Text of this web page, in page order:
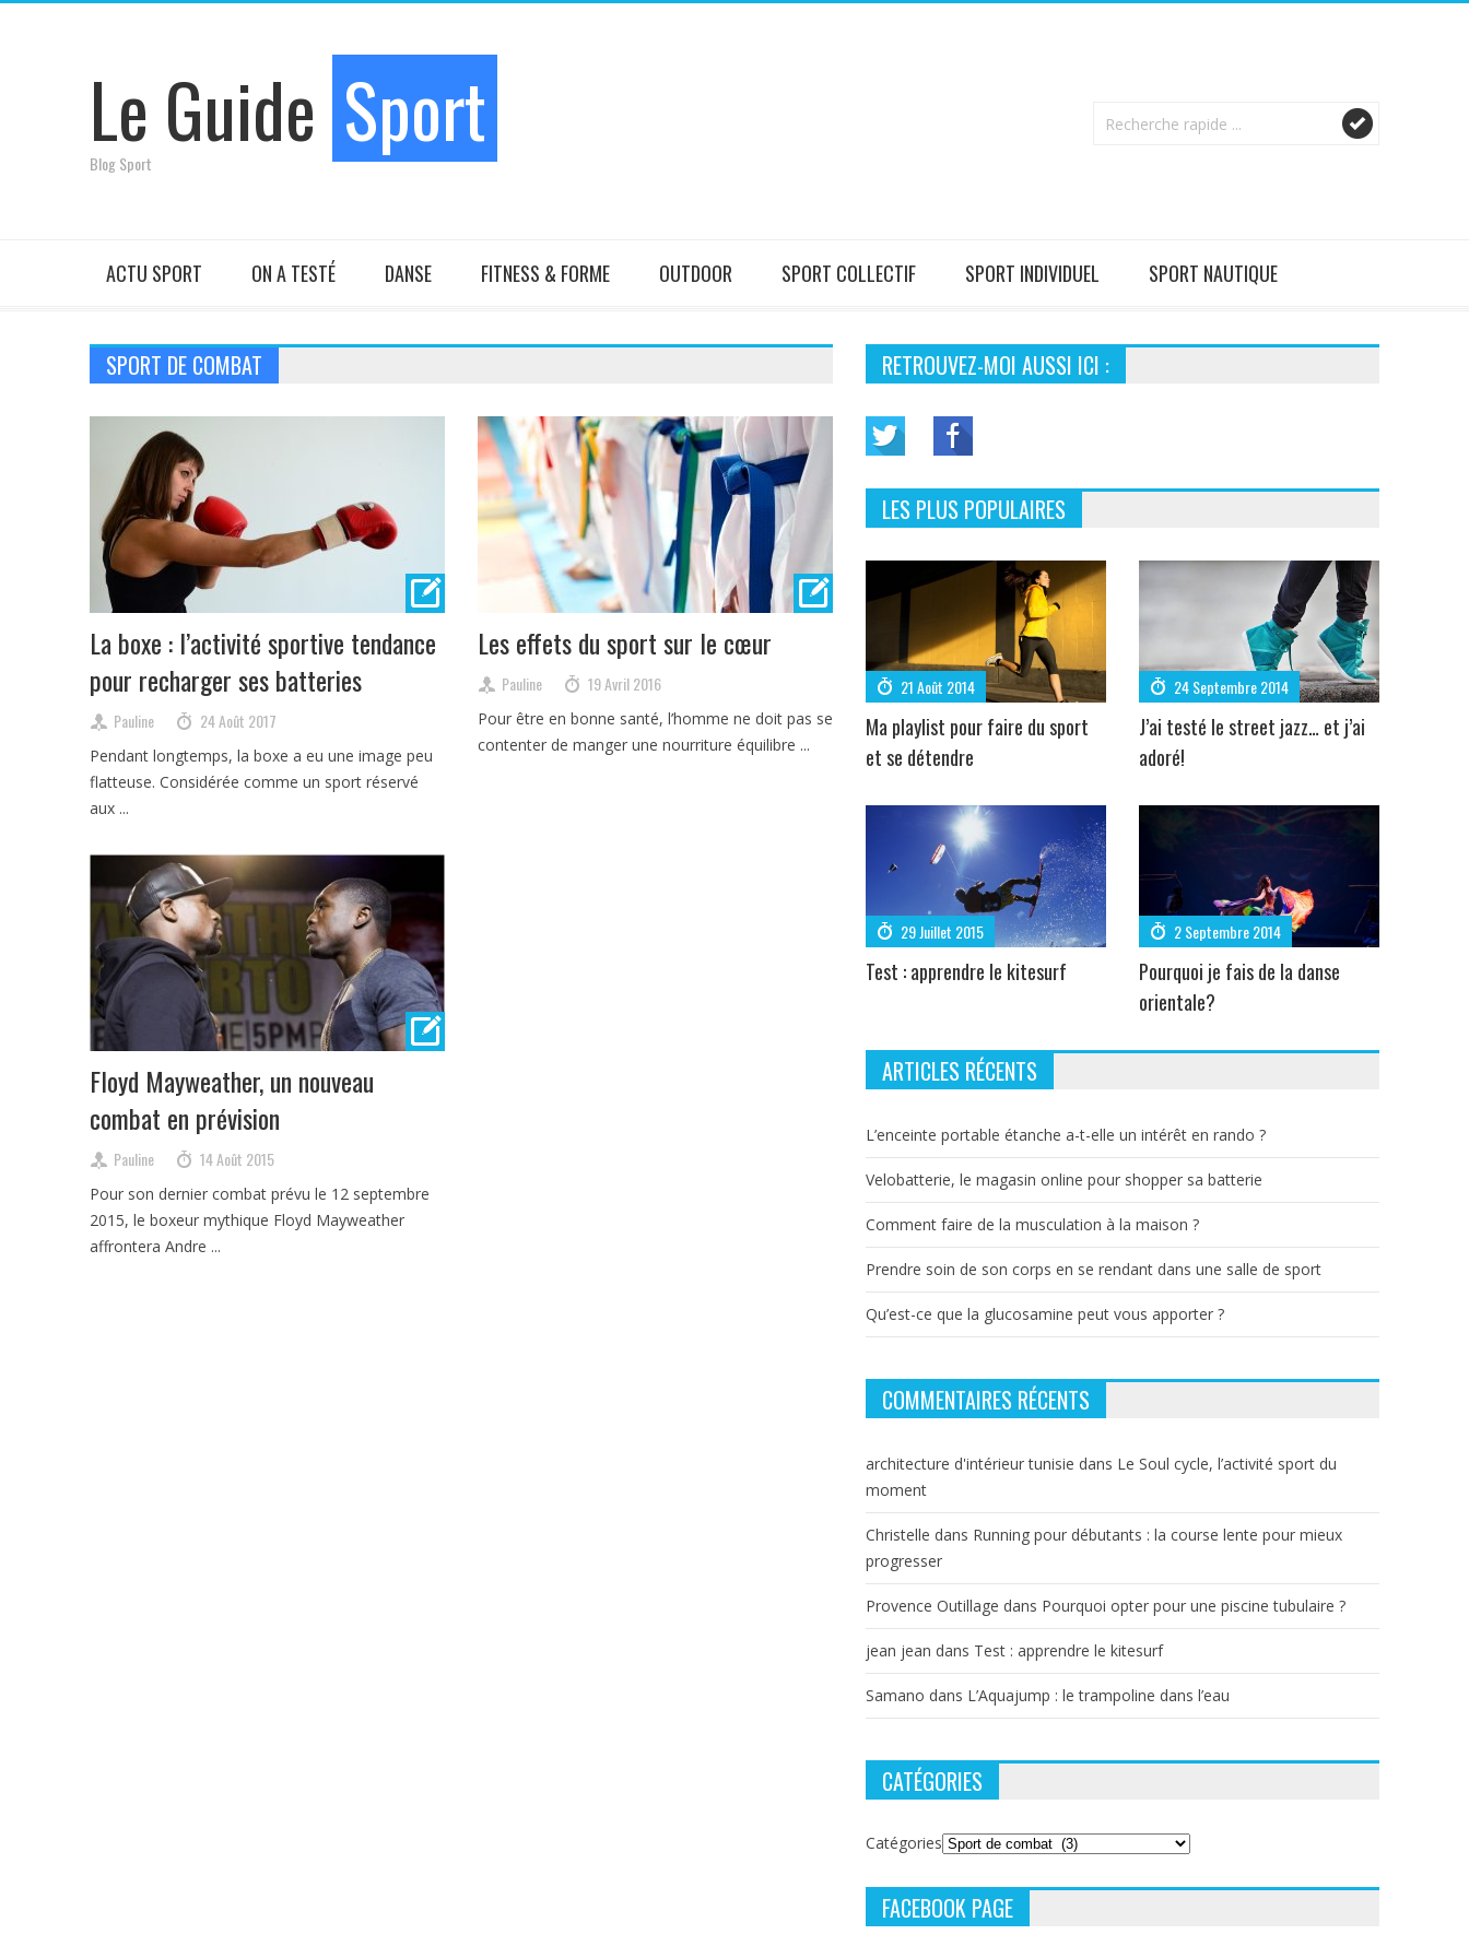
Le Guide Sport
Blog Sport
ACTU SPORT ON A TESTÉ DANSE FITNESS & FORME OUTDOOR SPORT COLLECTIF SPORT INDIVIDUEL SPORT NAUTIQUE
SPORT DE COMBAT
La boxe : l’activité sportive tendance
pour recharger ses batteries
Pauline 24 Août 2017
Pendant longtemps, la boxe a eu une image peu
flatteuse. Considérée comme un sport réservé
aux ...
Les effets du sport sur le cœur
Pauline 19 Avril 2016
Pour être en bonne santé, l’homme ne doit pas se
contenter de manger une nourriture équilibre ...
Floyd Mayweather, un nouveau
combat en prévision
Pauline 14 Août 2015
Pour son dernier combat prévu le 12 septembre
2015, le boxeur mythique Floyd Mayweather
affrontera Andre ...
RETROUVEZ-MOI AUSSI ICI :
LES PLUS POPULAIRES
21 Août 2014
Ma playlist pour faire du sport
et se détendre
29 Juillet 2015
Test : apprendre le kitesurf
24 Septembre 2014
J’ai testé le street jazz… et j’ai
adoré!
2 Septembre 2014
Pourquoi je fais de la danse
orientale?
ARTICLES RÉCENTS
L’enceinte portable étanche a-t-elle un intérêt en rando ?
Velobatterie, le magasin online pour shopper sa batterie
Comment faire de la musculation à la maison ?
Prendre soin de son corps en se rendant dans une salle de sport
Qu’est-ce que la glucosamine peut vous apporter ?
COMMENTAIRES RÉCENTS
architecture d'intérieur tunisie dans Le Soul cycle, l’activité sport du
moment
Christelle dans Running pour débutants : la course lente pour mieux
progresser
Provence Outillage dans Pourquoi opter pour une piscine tubulaire ?
jean jean dans Test : apprendre le kitesurf
Samano dans L’Aquajump : le trampoline dans l’eau
CATÉGORIES
Catégories
FACEBOOK PAGE